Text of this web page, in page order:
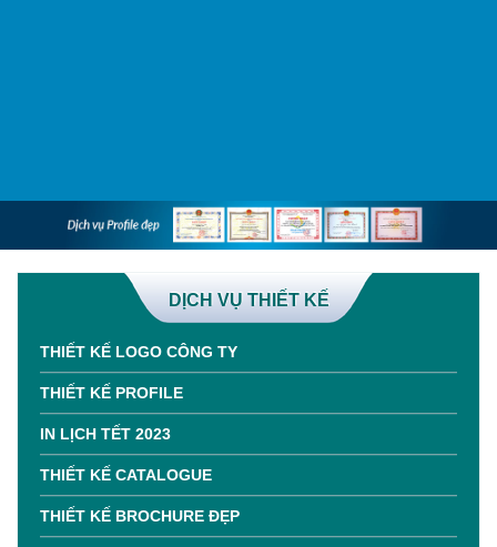
DỊCH VỤ THIẾT KẾ
THIẾT KẾ LOGO CÔNG TY
THIẾT KẾ PROFILE
IN LỊCH TẾT 2023
THIẾT KẾ CATALOGUE
THIẾT KẾ BROCHURE ĐẸP